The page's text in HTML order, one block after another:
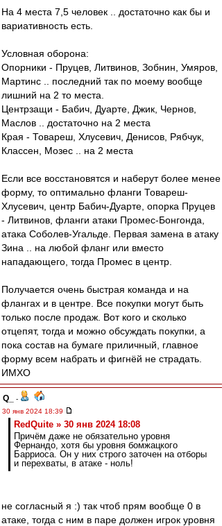
На 4 места 7,5 человек .. достаточно как бы и
вариативность есть.
Условная оборона:
Опорники - Пруцев, Литвинов, Зобнин, Умяров,
Мартинс .. последний так по моему вообще
лишний на 2 то места.
Центрзащи - Бабич, Дуарте, Джик, Чернов,
Маслов .. достаточно на 2 места
Края - Товареш, Хлусевич, Денисов, Рябчук,
Классен, Мозес .. на 2 места
Если все восстановятся и наберут более менее
форму, то оптимально фланги Товареш-
Хлусевич, центр Бабич-Дуарте, опорка Пруцев
- Литвинов, фланги атаки Промес-Бонгонда,
атака Соболев-Угальде. Первая замена в атаку
Зина .. на любой фланг или вместо
нападающего, тогда Промес в центр.
Получается очень быстрая команда и на
флангах и в центре. Все покупки могут быть
только после продаж. Вот кого и сколько
отцепят, тогда и можно обсуждать покупки, а
пока состав на бумаге приличный, главное
форму всем набрать и фигнёй не страдать.
ИМХО
Q_
-
30 янв 2024 18:39
RedQuite » 30 янв 2024 18:08
Причём даже не обязательно уровня
Фернандо, хотя бы уровня бомжацкого
Барриоса. Он у них строго заточен на отборы
и перехваты, в атаке - ноль!
не согласный я :) так чтоб прям вообще 0 в
атаке, тогда с ним в паре должен игрок уровня